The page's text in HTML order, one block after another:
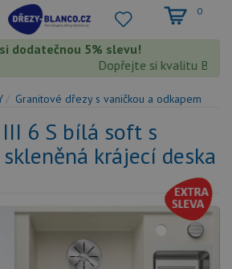
0
dodatečnou 5% slevu!
Dopřejte si kvalitu
Granitové dřezy s vaničkou a odkapem
III 6 S bílá soft s
krájecí deska